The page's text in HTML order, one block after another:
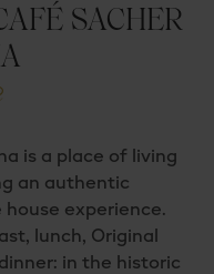
SACHER
is a place of living
an authentic
experience.
lunch, Original
in the historic